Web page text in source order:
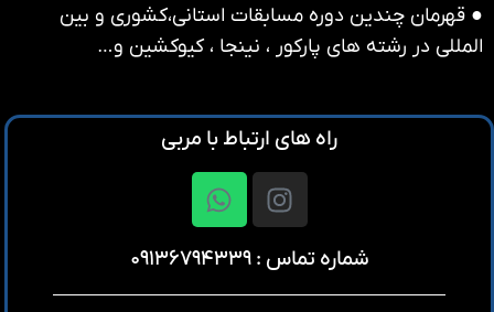
● قهرمان چندین دوره مسابقات استانی،کشوری و بین
المللی در رشته های پارکور ، نینجا ، کیوکشین و…
راه های ارتباط با مربی
شماره تماس : ۰۹۱۳۶۷۹۴۳۳۹